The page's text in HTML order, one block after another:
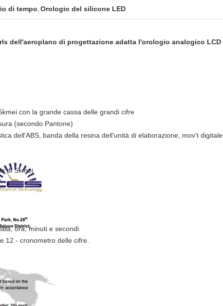
di tempo, Orologio del silicone LED
dell'aeroplano di progettazione adatta l'orologio analogico LCD
con la grande cassa delle grandi cifre
(secondo Pantone)
dell'ABS, banda della resina dell'unità di elaborazione, mov't digitale,
di Skmei
ora, minuti e secondi.
12 - cronometro delle cifre.